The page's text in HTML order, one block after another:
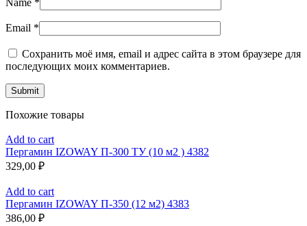
Name *
Email *
Сохранить моё имя, email и адрес сайта в этом браузере для
последующих моих комментариев.
Похожие товары
Add to cart
Пергамин IZOWAY П-300 ТУ (10 м2 ) 4382
329,00 ₽
Add to cart
Пергамин IZOWAY П-350 (12 м2) 4383
386,00 ₽